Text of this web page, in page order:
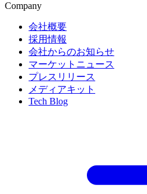
Company
会社概要
採用情報
会社からのお知らせ
マーケットニュース
プレスリリース
メディアキット
Tech Blog